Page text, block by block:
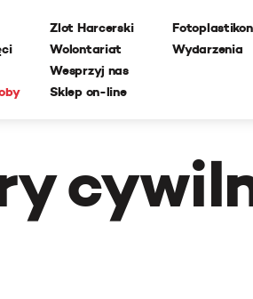
Zlot Harcerski
Wolontariat
Wesprzyj nas
Sklep on-line
Fotoplastikon
Wydarzenia